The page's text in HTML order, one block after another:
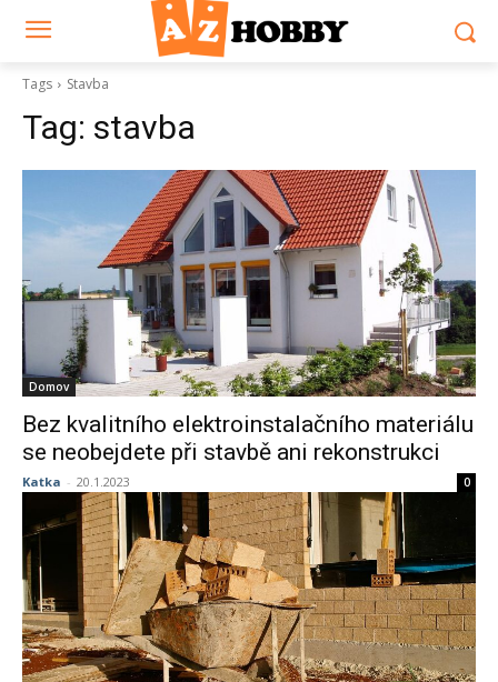
Tags Stavba
Tag: stavba
Domov
Bez kvalitního elektroinstalačního materiálu
se neobejdete při stavbě ani rekonstrukci
Katka - 20.1.2023 0